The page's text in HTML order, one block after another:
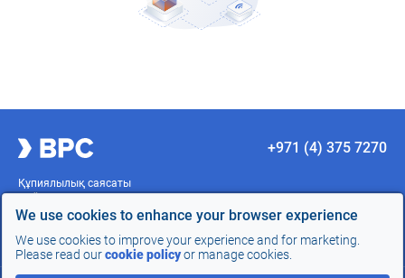
We use cookies to enhance your browser experience
We use cookies to improve your experience and for marketing.
Please read ourcookie policyor manage cookies.
+971 (4) 375 7270
Құпиялылық саясаты
Пайдалану шарттары
Сәйкестік
Сайтты әзірлеу -InterLabs